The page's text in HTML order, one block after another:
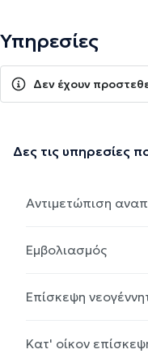
Υπηρεσίες
Δεν έχουν
Δες τις υπηρεσίες
Αντιμετώπιση
Εμβολιασμός
Επίσκεψη
Κατ' οίκον